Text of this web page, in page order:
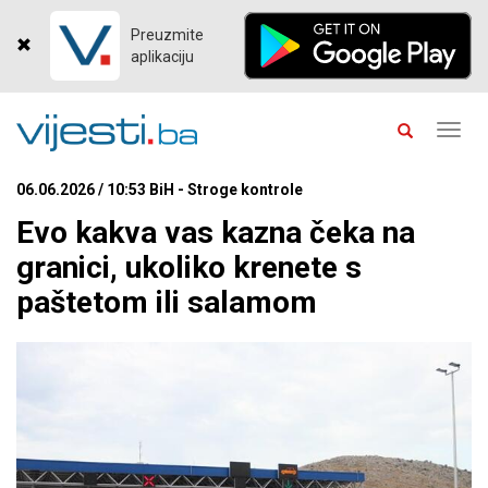
Preuzmite
aplikaciju
06.06.2026 / 10:53 BiH - Stroge kontrole
Evo kakva vas kazna čeka na
granici, ukoliko krenete s
paštetom ili salamom